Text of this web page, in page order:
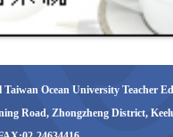
Ocean University Teacher
Road, Zhongzheng District,